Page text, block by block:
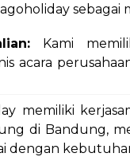
sebagai
Kami
acara
memiliki
di Bandung,
dengan